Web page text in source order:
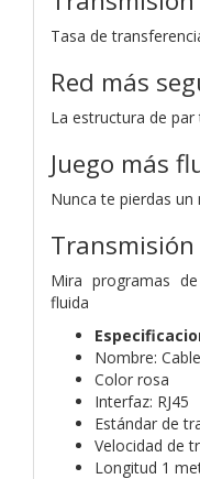
Tasa de
Red más
La estructura de
Juego más
Nunca te pierdas
Mira programas
fluida
Nombre:
Color rosa
Interfaz: RJ45
Estándar de
Velocidad de
Longitud 1